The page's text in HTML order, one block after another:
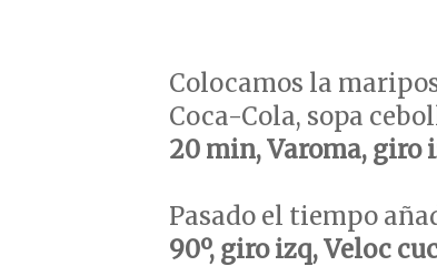
Colocamos la
Coca-Cola, sopa
20 min, Varoma, giro
Pasado el tiempo
90º, giro izq, Veloc